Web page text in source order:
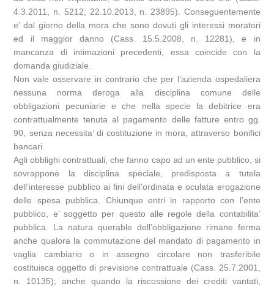
4.3.2011, n. 5212; 22.10.2013, n. 23895). Conseguentemente
e’ dal giorno della mora che sono dovuti gli interessi moratori
ed il maggior danno (Cass. 15.5.2008, n. 12281), e in
mancanza di intimazioni precedenti, essa coincide con la
domanda giudiziale.
Non vale osservare in contrario che per l’azienda ospedaliera
nessuna norma deroga alla disciplina comune delle
obbligazioni pecuniarie e che nella specie la debitrice era
contrattualmente tenuta al pagamento delle fatture entro gg.
90, senza necessita’ di costituzione in mora, attraverso bonifici
bancari.
Agli obblighi contrattuali, che fanno capo ad un ente pubblico, si
sovrappone la disciplina speciale, predisposta a tutela
dell’interesse pubblico ai fini dell’ordinata e oculata erogazione
delle spesa pubblica. Chiunque entri in rapporto con l’ente
pubblico, e’ soggetto per questo alle regole della contabilita’
pubblica. La natura querable dell’obbligazione rimane ferma
anche qualora la commutazione del mandato di pagamento in
vaglia cambiario o in assegno circolare non trasferibile
costituisca oggetto di previsione contrattuale (Cass. 25.7.2001,
n. 10135); anche quando la riscossione dei crediti vantati,